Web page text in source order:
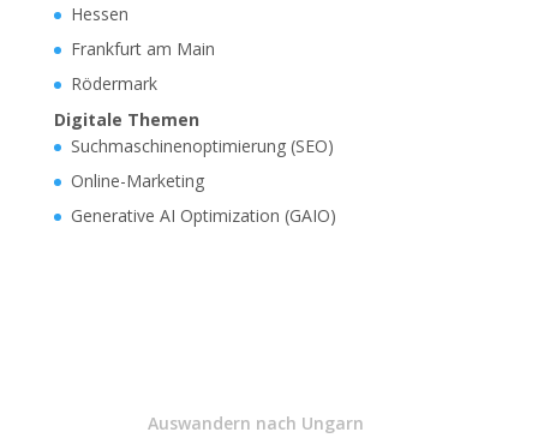
Hessen
Frankfurt am Main
Rödermark
Digitale Themen
Suchmaschinenoptimierung (SEO)
Online-Marketing
Generative AI Optimization (GAIO)
Auswandern nach Ungarn